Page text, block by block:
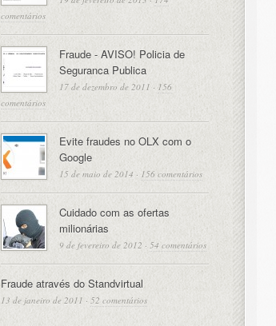
comentários
Fraude - AVISO! Policia de
Seguranca Publica
17 de dezembro de 2011 · 156
comentários
Evite fraudes no OLX com o
Google
15 de maio de 2014 · 156 comentários
Cuidado com as ofertas
milionárias
9 de fevereiro de 2012 · 54 comentários
Fraude através do Standvirtual
13 de janeiro de 2011 · 52 comentários